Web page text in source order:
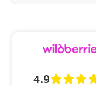
4.9